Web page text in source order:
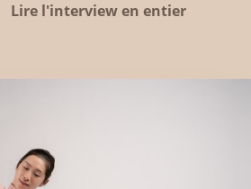
Lire l'interview en entier